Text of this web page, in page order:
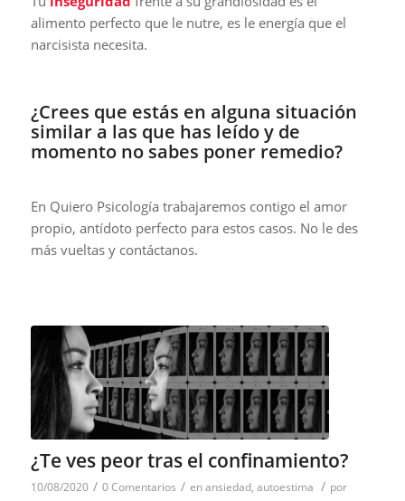
alimento perfecto que le nutre, es le energía que el
narcisista necesita.
¿Crees que estás en alguna situación
similar a las que has leído y de
momento no sabes poner remedio?
En Quiero Psicología trabajaremos contigo el amor
propio, antídoto perfecto para estos casos. No le des
más vueltas y contáctanos.
¿Te ves peor tras el confinamiento?
10/08/2020 / 0 Comentarios / enansiedad, autoestima / por